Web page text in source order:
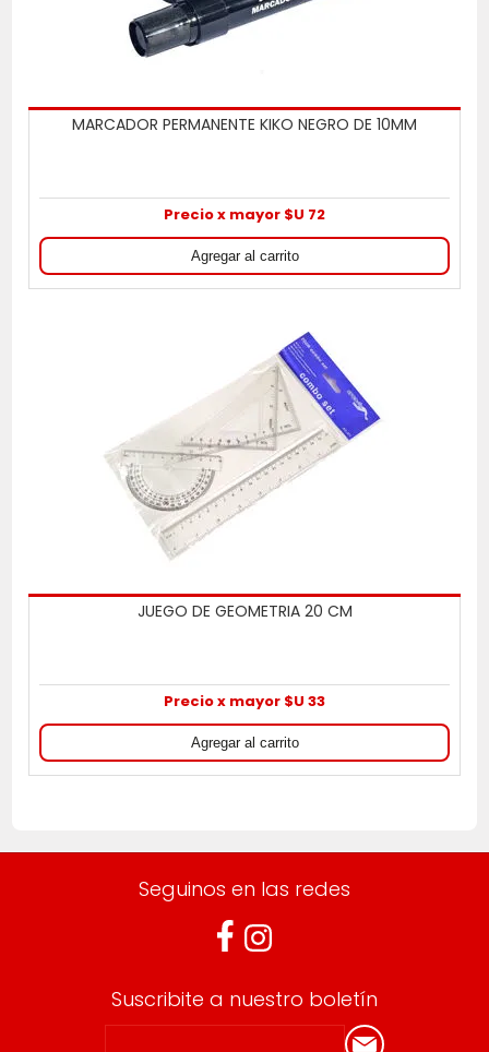
MARCADOR PERMANENTE KIKO NEGRO DE 10MM
Precio x mayor $U 72
JUEGO DE GEOMETRIA 20 CM
Precio x mayor $U 33
Seguinos en las redes
Suscribite a nuestro boletín